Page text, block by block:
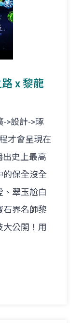
x 黎龍
>設計->琢
才會呈現在
出史上最高
的保全沒全
、翠玉尬白
石界名師黎
大公開！用